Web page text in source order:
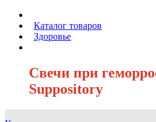
Каталог товаров
Здоровье
Свечи при
Suppository